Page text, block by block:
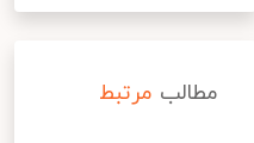
مطالب مرتبط